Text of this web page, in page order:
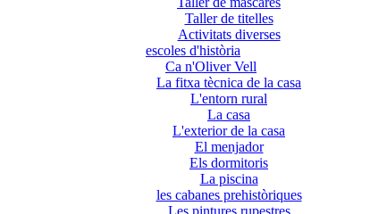
Taller de titelles
Activitats diverses
escoles d'història
Ca n'Oliver Vell
La fitxa tècnica de la casa
L'entorn rural
La casa
L'exterior de la casa
El menjador
Els dormitoris
La piscina
les cabanes prehistòriques
Les pintures rupestres